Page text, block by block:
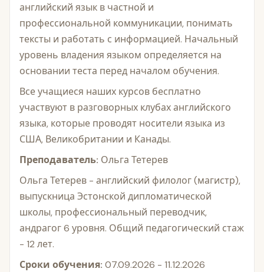
английский язык в частной и
профессиональной коммуникации, понимать
тексты и работать с информацией. Начальный
уровень владения языком определяется на
основании теста перед началом обучения.
Все учащиеся наших курсов бесплатно
участвуют в разговорных клубах английского
языка, которые проводят носители языка из
США, Великобритании и Канады.
Преподаватель: Ольга Тетерев
Ольга Тетерев - английский филолог (магистр),
выпускница Эстонской дипломатической
школы, профессиональный переводчик,
андрагог 6 уровня. Общий педагогический стаж
- 12 лет.
Сроки обучения: 07.09.2026 - 11.12.2026